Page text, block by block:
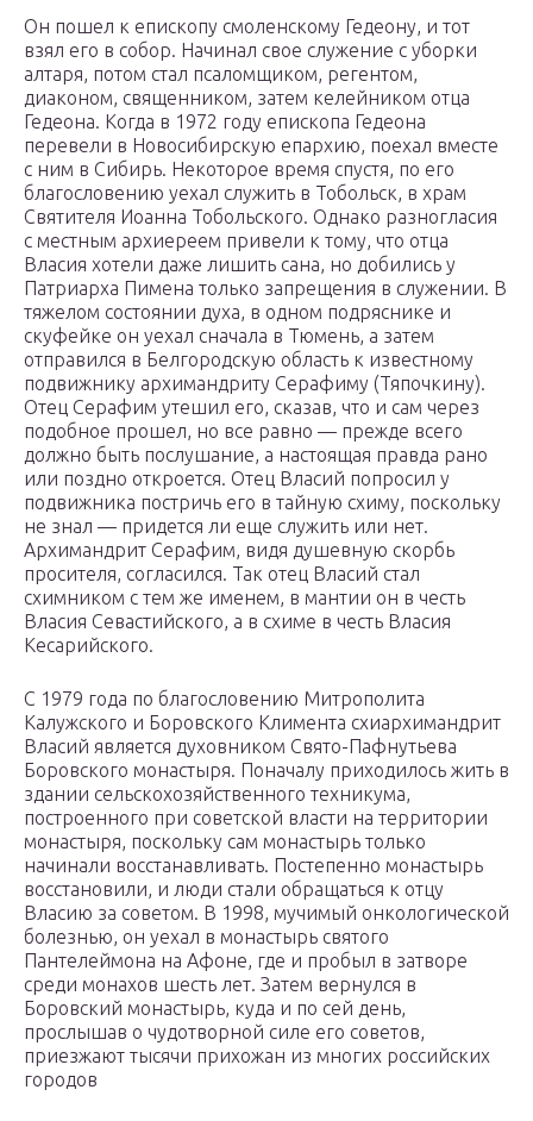
Он пошел к епископу смоленскому Гедеону, и тот
взял его в собор. Начинал свое служение с уборки
алтаря, потом стал псаломщиком, регентом,
диаконом, священником, затем келейником отца
Гедеона. Когда в 1972 году епископа Гедеона
перевели в Новосибирскую епархию, поехал вместе
с ним в Сибирь. Некоторое время спустя, по его
благословению уехал служить в Тобольск, в храм
Святителя Иоанна Тобольского. Однако разногласия
с местным архиереем привели к тому, что отца
Власия хотели даже лишить сана, но добились у
Патриарха Пимена только запрещения в служении. В
тяжелом состоянии духа, в одном подряснике и
скуфейке он уехал сначала в Тюмень, а затем
отправился в Белгородскую область к известному
подвижнику архимандриту Серафиму (Тяпочкину).
Отец Серафим утешил его, сказав, что и сам через
подобное прошел, но все равно — прежде всего
должно быть послушание, а настоящая правда рано
или поздно откроется. Отец Власий попросил у
подвижника постричь его в тайную схиму, поскольку
не знал — придется ли еще служить или нет.
Архимандрит Серафим, видя душевную скорбь
просителя, согласился. Так отец Власий стал
схимником с тем же именем, в мантии он в честь
Власия Севастийского, а в схиме в честь Власия
Кесарийского.
С 1979 года по благословению Митрополита
Калужского и Боровского Климента схиархимандрит
Власий является духовником Свято-Пафнутьева
Боровского монастыря. Поначалу приходилось жить в
здании сельскохозяйственного техникума,
построенного при советской власти на территории
монастыря, поскольку сам монастырь только
начинали восстанавливать. Постепенно монастырь
восстановили, и люди стали обращаться к отцу
Власию за советом. В 1998, мучимый онкологической
болезнью, он уехал в монастырь святого
Пантелеймона на Афоне, где и пробыл в затворе
среди монахов шесть лет. Затем вернулся в
Боровский монастырь, куда и по сей день,
прослышав о чудотворной силе его советов,
приезжают тысячи прихожан из многих российских
городов